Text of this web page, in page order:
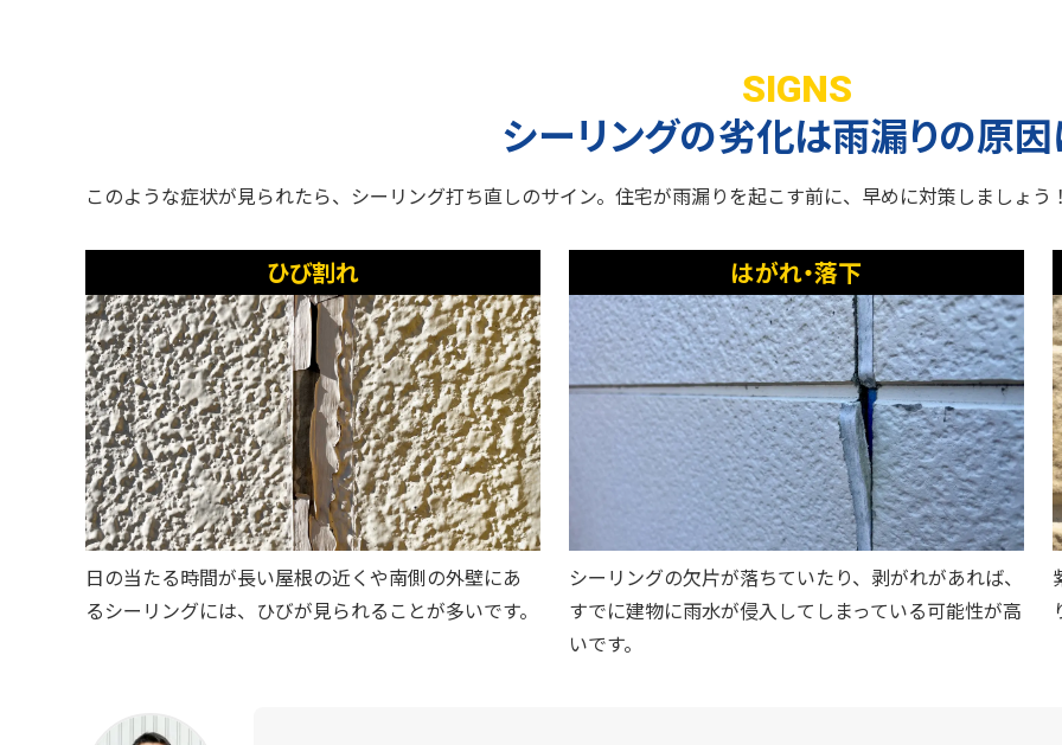
SIGNS
シーリングの劣化は雨漏りの原
このような症状が見られたら、シーリング打ち直しのサイン。住宅が雨漏りを起こす前に、早めに対策しましょう
ひび割れ
日の当たる時間が長い屋根の近くや南側の外壁にあ
るシーリングには、ひびが見られることが多いです。
はがれ・落下
シーリングの欠片が落ちていたり、剥がれがあれば、
すでに建物に雨水が侵入してしまっている可能性が高
いです。